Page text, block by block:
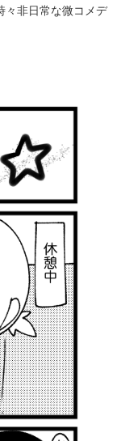
々非日常な微コメデ